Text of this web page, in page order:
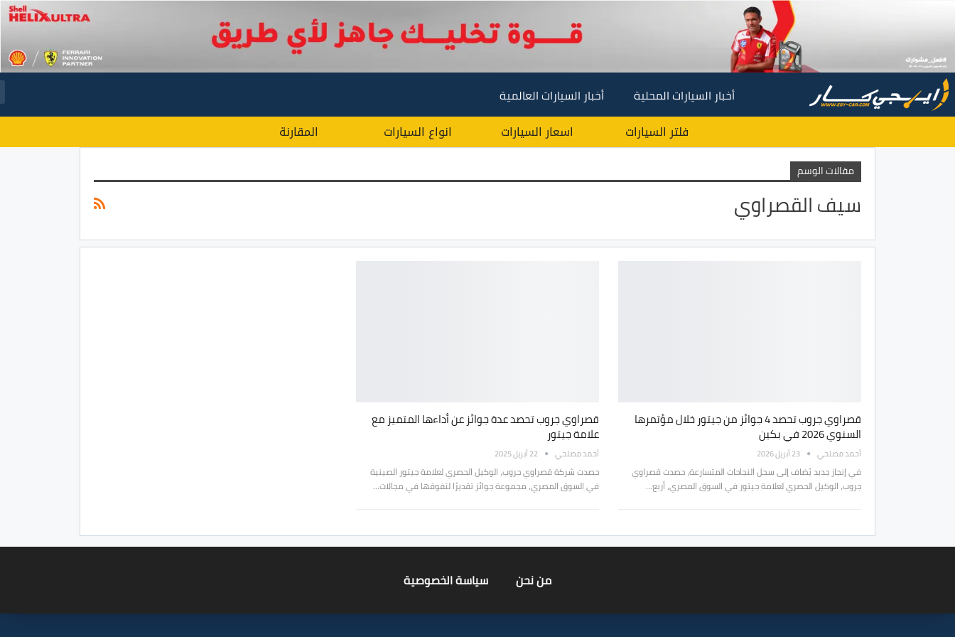
أخبار السيارات المحلية أخبار السيارات العالمية
فلتر السيارات اسعار السيارات انواع السيارات المقارنة
مقالات الوسم
سيف القصراوي
قصراوي جروب تحصد 4 جوائز من جيتور خلال مؤتمرها
السنوي 2026 في بكين
أحمد مصلحي 23 أبريل 2026
في إنجاز جديد يُضاف إلى سجل النجاحات المتسارعة، حصدت قصراوي
جروب، الوكيل الحصري لعلامة جيتور في السوق المصري، أربع…
قصراوي جروب تحصد عدة جوائز عن أداءها المتميز مع
علامة جيتور
أحمد مصلحي 22 أبريل 2025
حصدت شركة قصراوي جروب، الوكيل الحصري لعلامة جيتور الصينية
في السوق المصري، مجموعة جوائز تقديرًا لتفوقها في مجالات…
من نحن سياسة الخصوصية